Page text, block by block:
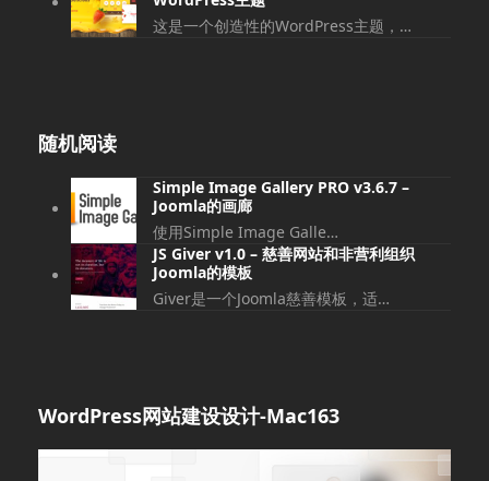
这是一个创造性的WordPress主题，…
随机阅读
Simple Image Gallery PRO v3.6.7 –
Joomla的画廊
使用Simple Image Galle…
JS Giver v1.0 – 慈善网站和非营利组织
Joomla的模板
Giver是一个Joomla慈善模板，适…
WordPress网站建设设计-Mac163